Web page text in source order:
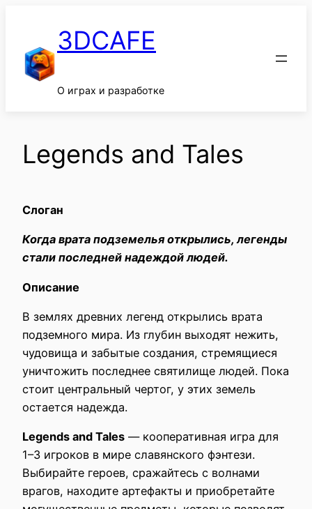
содержимому3DCAFE
О играх и разработке
Legends and Tales
Слоган
Когда врата подземелья открылись, легенды
стали последней надеждой людей.
Описание
В землях древних легенд открылись врата
подземного мира. Из глубин выходят нежить,
чудовища и забытые создания, стремящиеся
уничтожить последнее святилище людей. Пока
стоит центральный чертог, у этих земель
остается надежда.
Legends and Tales — кооперативная игра для
1–3 игроков в мире славянского фэнтези.
Выбирайте героев, сражайтесь с волнами
врагов, находите артефакты и приобретайте